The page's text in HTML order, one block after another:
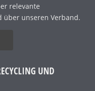
relevante
über unseren Verband.
UND